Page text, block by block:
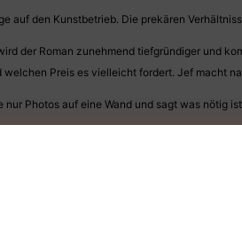
auf den Kunstbetrieb. Die prekären
der Roman zunehmend tiefgründiger und
Preis es vielleicht fordert. Jef macht
Photos auf eine Wand und sagt was nötig
und den Grund warum er mir ausnehmend
Roman zu sagen, der mich wunderbar
dankbar, dass dieses tolle